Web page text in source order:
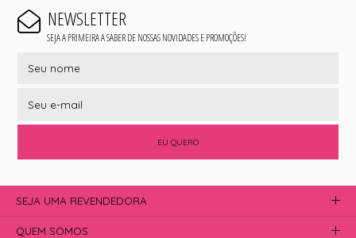
NEWSLETTER
SEJA A PRIMEIRA A SABER DE NOSSAS NOVIDADES E PROMOÇÕES!
EU QUERO
SEJA UMA REVENDEDORA
QUEM SOMOS